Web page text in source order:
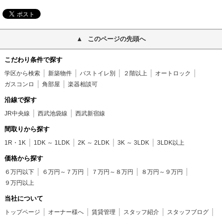
このページの先頭へ
こだわり条件で探す
学区から検索 新築物件 バストイレ別 ２階以上
オートロック
ガスコンロ
角部屋 楽器相談可
沿線で探す
JR中央線 西武池袋線 西武新宿線
間取りから探す
1R・1K 1DK ～ 1LDK 2K ～ 2LDK 3K ～ 3LDK 3LDK以上
価格から探す
６万円以下 ６万円～７万円 ７万円～８万円
８万円～９万円
９万円以上
当社について
トップページ オーナー様へ 賃貸管理 スタッフ紹介
スタッフブログ